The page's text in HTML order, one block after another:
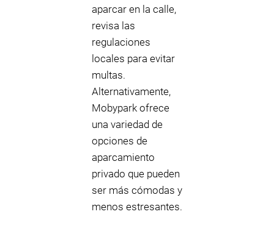
aparcar en la calle,
revisa las
regulaciones
locales para evitar
multas.
Alternativamente,
Mobypark ofrece
una variedad de
opciones de
aparcamiento
privado que pueden
ser más cómodas y
menos estresantes.